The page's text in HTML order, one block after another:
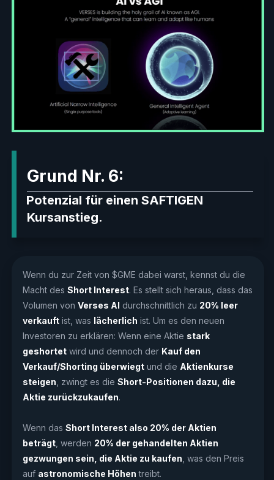
Grund Nr. 6:
Potenzial für einen SAFTIGEN
Kursanstieg.
Wenn du zur Zeit von $GME dabei warst, kennst du die
Macht des Short Interest. Es stellt sich heraus, dass das
Volumen von Verses AI durchschnittlich zu 20% leer
verkauftist, was lächerlich ist. Um es den neuen
Investoren zu erklären: Wenn eine Aktie stark
geshortetwird und dennoch der Kauf den
Verkauf/Shorting überwiegtund die Aktienkurse
steigen , zwingt es die Short-Positionen dazu, die
Aktie zurückzukaufen.
Wenn das Short Interest also 20% der Aktien
beträgt, werden 20% der gehandelten Aktien
gezwungen sein, die Aktie zu kaufen , was den Preis
auf astronomische Höhen treibt.